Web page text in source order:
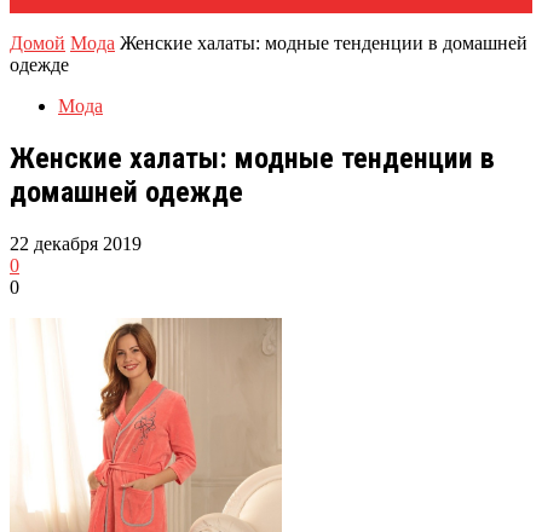
Домой Мода Женские халаты: модные тенденции в домашней
одежде
Мода
Женские халаты: модные тенденции в
домашней одежде
22 декабря 2019
0
0